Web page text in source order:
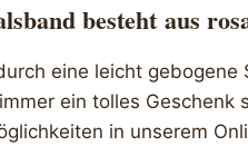
besteht aus
eine leicht
ein tolles Geschenk
in unserem